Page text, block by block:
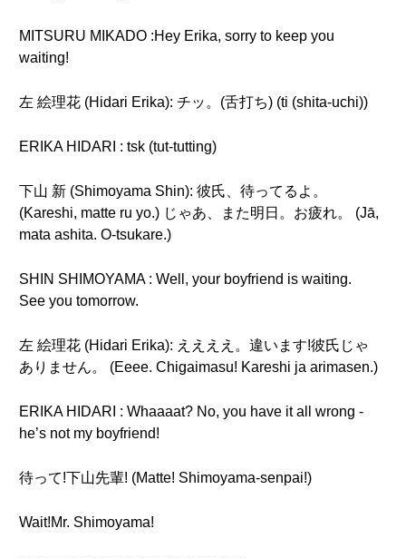
MITSURU MIKADO :Hey Erika, sorry to keep you
waiting!
左 絵理花 (Hidari Erika): チッ。(舌打ち) (ti (shita-uchi))
ERIKA HIDARI : tsk (tut-tutting)
下山 新 (Shimoyama Shin): 彼氏、待ってるよ。
(Kareshi, matte ru yo.) じゃあ、また明日。お疲れ。 (Jā,
mata ashita. O-tsukare.)
SHIN SHIMOYAMA : Well, your boyfriend is waiting.
See you tomorrow.
左 絵理花 (Hidari Erika): ええええ。違います!彼氏じゃ
ありません。 (Eeee. Chigaimasu! Kareshi ja arimasen.)
ERIKA HIDARI : Whaaaat? No, you have it all wrong -
he’s not my boyfriend!
待って!下山先輩! (Matte! Shimoyama-senpai!)
Wait!Mr. Shimoyama!